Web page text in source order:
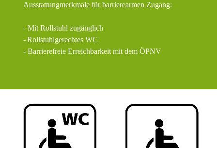
Ausstattungmerkmale für barrierearmen Zugang:
- Mit Rollstuhl zugänglich
-Rollstuhlgerechtes WC
- Barrierefreie Erreichbarkeit mit dem ÖPNV